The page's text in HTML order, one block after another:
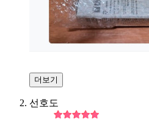
더보기
선호도